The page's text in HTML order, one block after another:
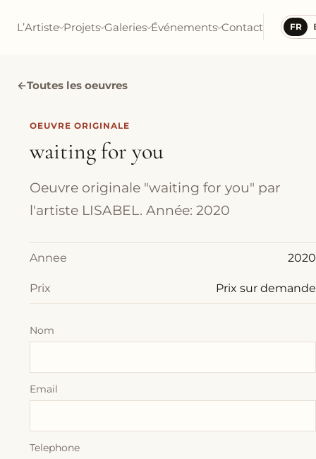
L’Artiste Projets Galeries Événements Contact FR
←Toutes les oeuvres
OEUVRE ORIGINALE
waiting for you
Oeuvre originale "waiting for you" par
l'artiste LISABEL. Année: 2020
Annee 2020
Prix Prix sur demande
Nom
Email
Telephone